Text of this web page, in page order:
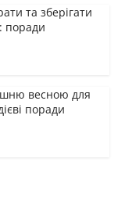
та зберігати
поради
весною для
поради